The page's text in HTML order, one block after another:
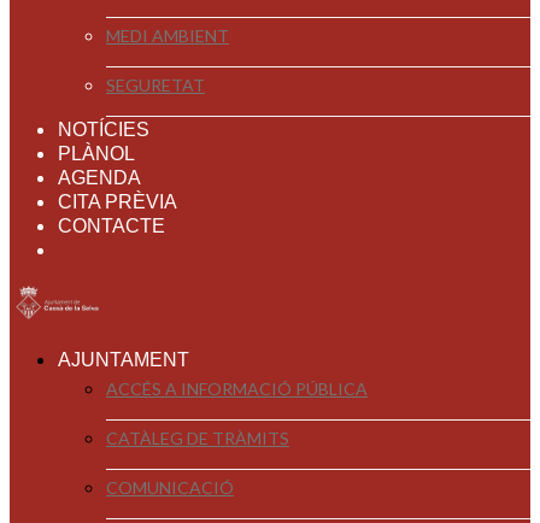
MEDI AMBIENT
SEGURETAT
NOTÍCIES
PLÀNOL
AGENDA
CITA PRÈVIA
CONTACTE
AJUNTAMENT
ACCÉS A INFORMACIÓ PÚBLICA
CATÀLEG DE TRÀMITS
COMUNICACIÓ